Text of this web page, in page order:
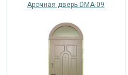
Арочная дверь DMA-09